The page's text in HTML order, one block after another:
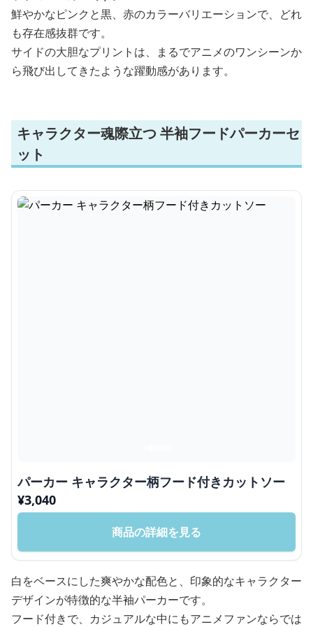
鮮やかなピンクと黒、赤のカラーバリエーションで、どれ
も存在感抜群です。
サイドの大胆なプリントは、まるでアニメのワンシーンか
ら飛び出してきたような躍動感があります。
キャラクター魂際立つ 半袖フードパーカーセ
ット
パーカー キャラクター柄フード付きカットソー
¥3,040
商品の詳細を見る
白をベースにした爽やかな配色と、印象的なキャラクター
デザインが特徴的な半袖パーカーです。
フード付きで、カジュアルな中にもアニメファンならでは